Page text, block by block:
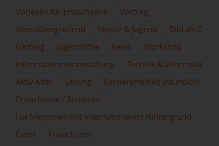
Vorlesen für Erwachsene
Vortrag
Altersübergreifend
Kinder & Jugend
BibLab-C
Gaming
Jugendliche News
Workshop
Informationsveranstaltung
Technik & Informatik
Aktiv Älter
Lesung
Barrierefreiheit (räumlich)
Erwachsene / Senioren
Für Menschen mit internationalem Hintergrund
Event
Erwachsene